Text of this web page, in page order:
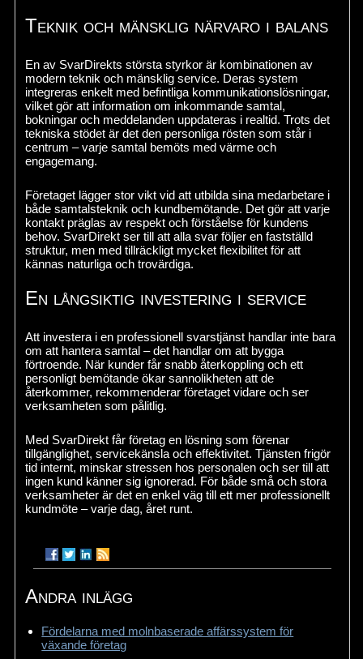
Teknik och mänsklig närvaro i balans
En av SvarDirekts största styrkor är kombinationen av
modern teknik och mänsklig service. Deras system
integreras enkelt med befintliga kommunikationslösningar,
vilket gör att information om inkommande samtal,
bokningar och meddelanden uppdateras i realtid. Trots det
tekniska stödet är det den personliga rösten som står i
centrum – varje samtal bemöts med värme och
engagemang.
Företaget lägger stor vikt vid att utbilda sina medarbetare i
både samtalsteknik och kundbemötande. Det gör att varje
kontakt präglas av respekt och förståelse för kundens
behov. SvarDirekt ser till att alla svar följer en fastställd
struktur, men med tillräckligt mycket flexibilitet för att
kännas naturliga och trovärdiga.
En långsiktig investering i service
Att investera i en professionell svarstjänst handlar inte bara
om att hantera samtal – det handlar om att bygga
förtroende. När kunder får snabb återkoppling och ett
personligt bemötande ökar sannolikheten att de
återkommer, rekommenderar företaget vidare och ser
verksamheten som pålitlig.
Med SvarDirekt får företag en lösning som förenar
tillgänglighet, servicekänsla och effektivitet. Tjänsten frigör
tid internt, minskar stressen hos personalen och ser till att
ingen kund känner sig ignorerad. För både små och stora
verksamheter är det en enkel väg till ett mer professionellt
kundmöte – varje dag, året runt.
Andra inlägg
Fördelarna med molnbaserade affärssystem för
växande företag